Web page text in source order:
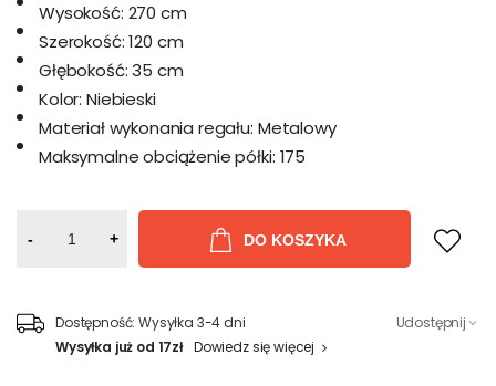
Wysokość: 270 cm
Szerokość: 120 cm
Głębokość: 35 cm
Kolor: Niebieski
Materiał wykonania regału: Metalowy
Maksymalne obciążenie półki: 175
- + DO KOSZYKA
Dostępność: Wysyłka 3-4 dni
Wysyłka już od 17zł Dowiedz się więcej
Udostępnij